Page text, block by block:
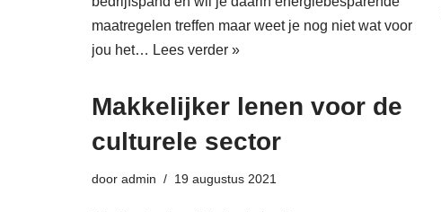
maatregelen treffen maar weet je nog niet wat voor
jou het… Lees verder »
Makkelijker lenen voor de
culturele sector
door admin 19 augustus 2021